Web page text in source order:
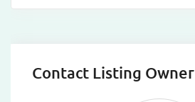
Contact Listing Owner